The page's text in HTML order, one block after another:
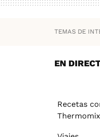
TEMAS DE
EN
Recetas
Thermomix